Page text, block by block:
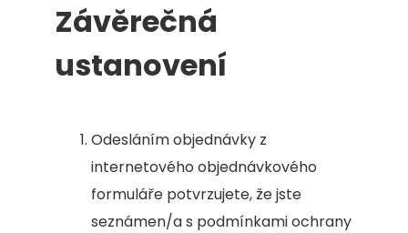
Závěrečná
ustanovení
Odesláním objednávky z
internetového objednávkového
formuláře potvrzujete, že jste
seznámen/a s podmínkami ochrany